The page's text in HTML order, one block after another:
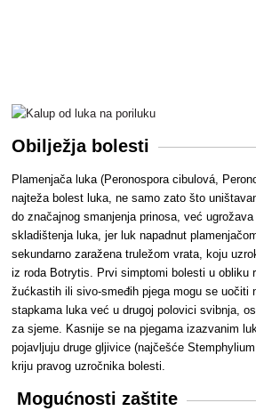
Obilježja bolesti
Plamenjača luka (Peronospora cibulová,
najteža bolest luka, ne samo zato što
do značajnog smanjenja prinosa, već
skladištenja luka, jer luk napadnut
sekundarno zaražena truležom vrata, koju
iz roda Botrytis. Prvi simptomi bolesti u obliku
žućkastih ili sivo-smeđih pjega mogu se uočiti
stapkama luka već u drugoj polovici svibnja,
za sjeme. Kasnije se na pjegama izazvanim
pojavljuju druge gljivice (najčešće
kriju pravog uzročnika bolesti.
Mogućnosti zaštite